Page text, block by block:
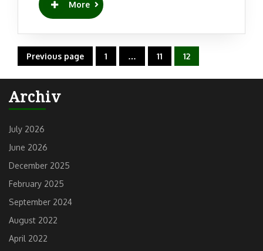
More
MORE
Posts
navigation
Previous page 1 … 11 12
Archiv
July 2026
June 2026
December 2025
February 2025
September 2024
August 2022
April 2022